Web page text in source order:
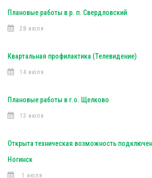
Плановые работы в р. п. Свердловский
28 июля
Квартальная профилактика (Телевидение)
14 июля
Плановые работы в г.о. Щелково
13 июля
Открыта техническая возможность
Ногинск
1 июля